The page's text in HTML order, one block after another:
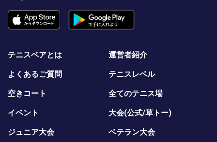
テニスベアとは 運営者紹介
よくあるご質問 テニスレベル
空きコート 全てのテニス場
イベント 大会(公式/草トー)
ジュニア大会 ベテラン大会